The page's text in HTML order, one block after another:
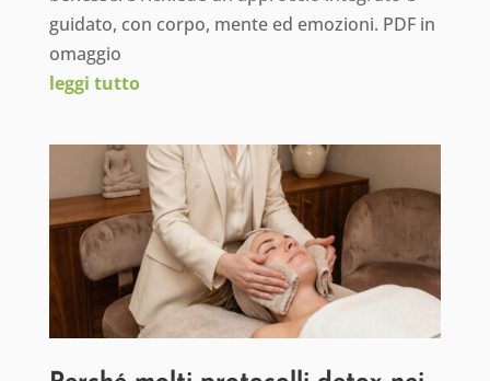
guidato, con corpo, mente ed emozioni. PDF in
omaggio
leggi tutto